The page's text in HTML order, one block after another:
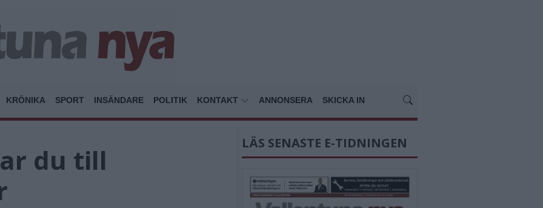
KRÖNIKA SPORT INSÄNDARE POLITIK KONTAKT ANNONSERA SKICKA IN
du till
LÄS SENASTE E-TIDNINGEN